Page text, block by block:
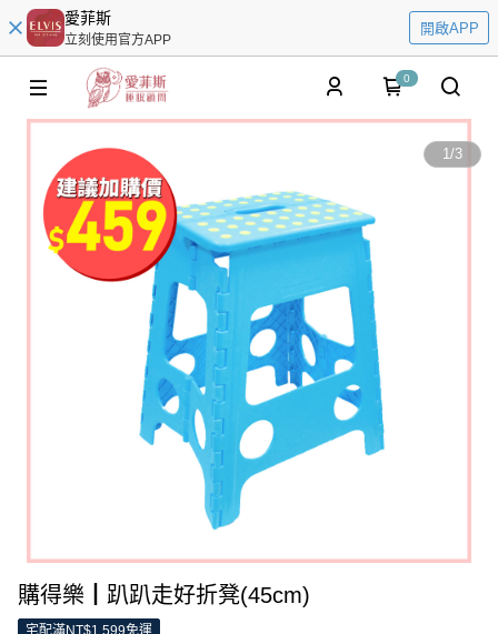
愛菲斯
立刻使用官方APP
開啟APP
0
1/3
購得樂┃趴趴走好折凳(45cm)
宅配滿NT$1,599免運